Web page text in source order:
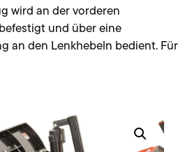
wird an der vorderen
und über eine
an den Lenkhebeln bedient. Für